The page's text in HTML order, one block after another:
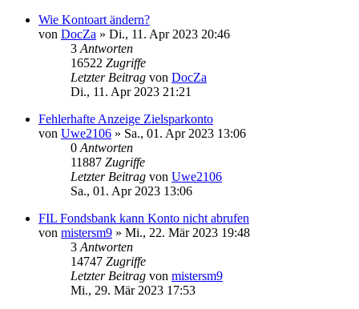
Wie Kontoart ändern?
von DocZa » Di., 11. Apr 2023 20:46
3 Antworten
16522 Zugriffe
Letzter Beitrag von DocZa
Di., 11. Apr 2023 21:21
Fehlerhafte Anzeige Zielsparkonto
von Uwe2106 » Sa., 01. Apr 2023 13:06
0 Antworten
11887 Zugriffe
Letzter Beitrag von Uwe2106
Sa., 01. Apr 2023 13:06
FIL Fondsbank kann Konto nicht abrufen
von mistersm9 » Mi., 22. Mär 2023 19:48
3 Antworten
14747 Zugriffe
Letzter Beitrag von mistersm9
Mi., 29. Mär 2023 17:53